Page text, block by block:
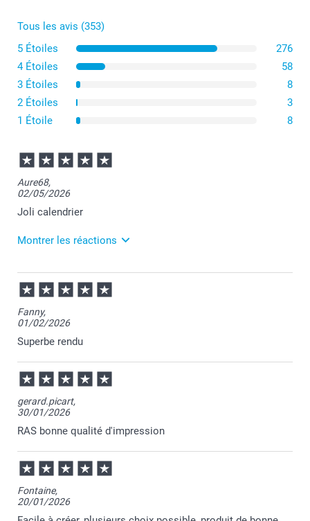
calendrier de cuisine, qui mesure 14 cm de large sur 30
cm de haut. Il s'agit d'une option compacte et pratique.
Si vous préférez un format standard, optez pour notre
calendrier mural A4 qui mesure 21cm de large sur
29,7cm de haut.
Pour un grand calendrier mural, choisissez le calendrier
mural A3, disponible en orientation portrait ou paysage,
grand de nos calendriers muraux, avec ses 29,7cm de
large pour 42cm de haut !
Le calendrier mural carré de 29cm sur 29cm est très
apprécié également pour ses proportions élégantes et
Tous les avis (353)
5 Étoiles
276
4 Étoiles
58
3 Étoiles
8
2 Étoiles
3
1 Étoile
8
Aure68,
02/05/2026
Joli calendrier
Montrer les réactions
13/05/2026
08:13
Merci pour votre commande Aurélie et je suis ravie
Nous restons à votre écoute et je vous souhaite une
belle journée.
Florence@smartphoto
Fanny,
01/02/2026
Superbe rendu
gerard.picart,
30/01/2026
RAS bonne qualité d'impression
Fontaine,
20/01/2026